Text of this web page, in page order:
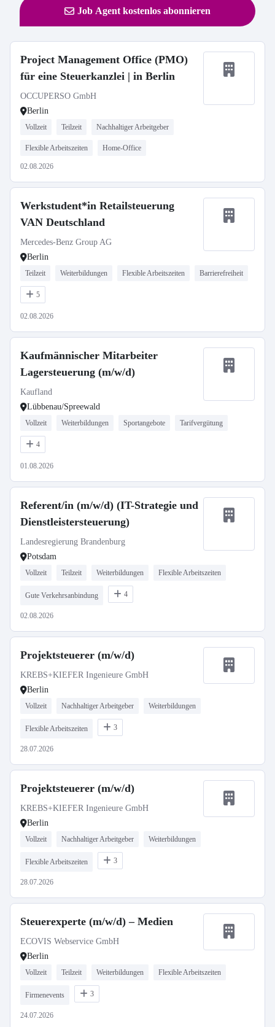
Job Agent kostenlos abonnieren
Project Management Office (PMO)
für eine Steuerkanzlei | in Berlin
OCCUPERSO GmbH
Berlin
Vollzeit Teilzeit Nachhaltiger Arbeitgeber
Flexible Arbeitszeiten Home-Office
02.08.2026
Werkstudent*in Retailsteuerung
VAN Deutschland
Mercedes-Benz Group AG
Berlin
Teilzeit Weiterbildungen Flexible Arbeitszeiten Barrierefreiheit
5
02.08.2026
Kaufmännischer Mitarbeiter
Lagersteuerung (m/w/d)
Kaufland
Lübbenau/Spreewald
Vollzeit Weiterbildungen Sportangebote Tarifvergütung
4
01.08.2026
Referent/in (m/w/d) (IT-Strategie und
Dienstleistersteuerung)
Landesregierung Brandenburg
Potsdam
Vollzeit Teilzeit Weiterbildungen Flexible Arbeitszeiten
Gute Verkehrsanbindung 4
02.08.2026
Projektsteuerer (m/w/d)
KREBS+KIEFER Ingenieure GmbH
Berlin
Vollzeit Nachhaltiger Arbeitgeber Weiterbildungen
Flexible Arbeitszeiten 3
28.07.2026
Projektsteuerer (m/w/d)
KREBS+KIEFER Ingenieure GmbH
Berlin
Vollzeit Nachhaltiger Arbeitgeber Weiterbildungen
Flexible Arbeitszeiten 3
28.07.2026
Steuerexperte (m/w/d) – Medien
ECOVIS Webservice GmbH
Berlin
Vollzeit Teilzeit Weiterbildungen Flexible Arbeitszeiten
Firmenevents 3
24.07.2026